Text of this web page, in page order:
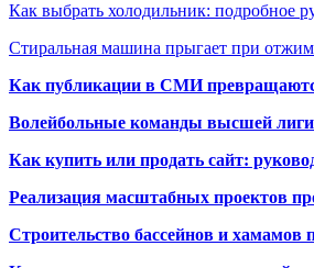
Как выбрать холодильник: подробное
Стиральная машина прыгает при
Как публикации в СМИ
Волейбольные команды высшей лиги
Как купить или продать сайт:
Реализация масштабных проектов
Строительство бассейнов и